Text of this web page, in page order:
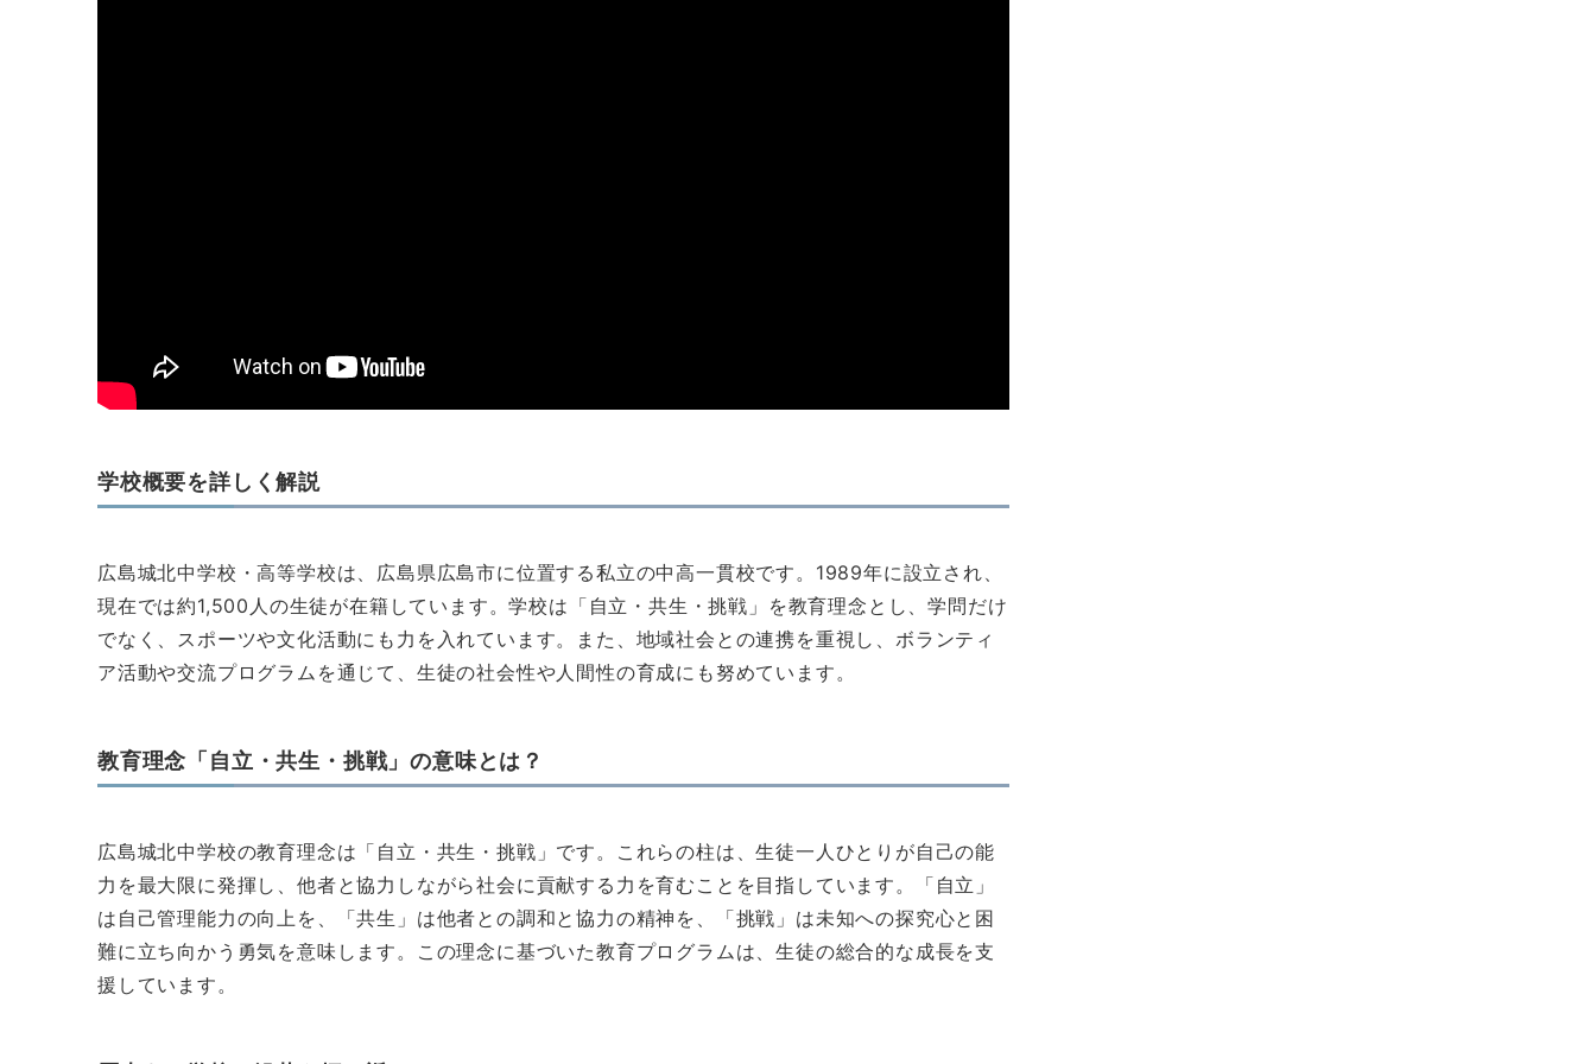
学校概要を詳しく解説
広島城北中学校・高等学校は、広島県広島市に位置する私立の中高一貫校です。1989年に設立され、
現在では約1,500人の生徒が在籍しています。学校は「自立・共生・挑戦」を教育理念とし、学問だけ
でなく、スポーツや文化活動にも力を入れています。また、地域社会との連携を重視し、ボランティ
ア活動や交流プログラムを通じて、生徒の社会性や人間性の育成にも努めています。
教育理念「自立・共生・挑戦」の意味とは？
広島城北中学校の教育理念は「自立・共生・挑戦」です。これらの柱は、生徒一人ひとりが自己の能
力を最大限に発揮し、他者と協力しながら社会に貢献する力を育むことを目指しています。「自立」
は自己管理能力の向上を、「共生」は他者との調和と協力の精神を、「挑戦」は未知への探究心と困
難に立ち向かう勇気を意味します。この理念に基づいた教育プログラムは、生徒の総合的な成長を支
援しています。